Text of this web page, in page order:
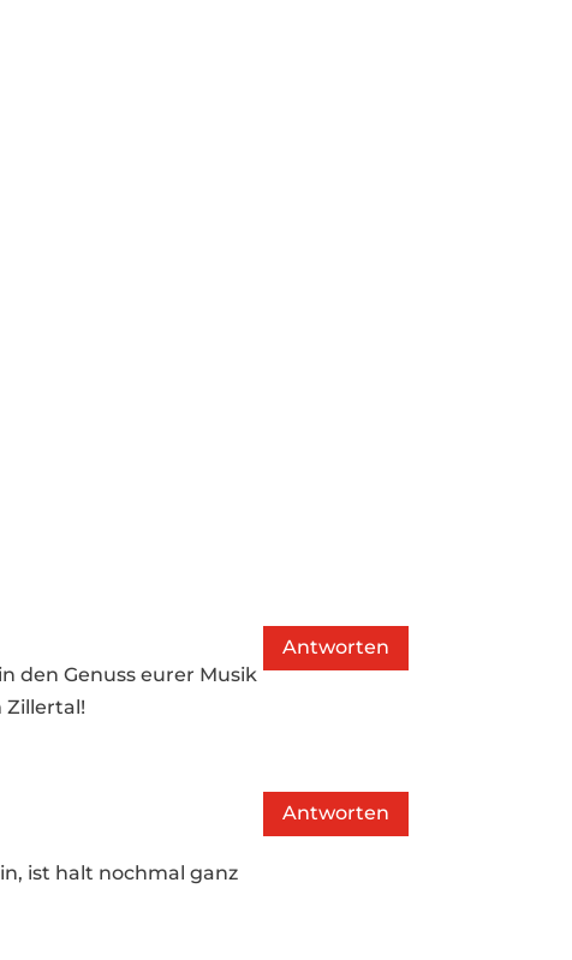
den Genuss eurer Musik
Zillertal!
Antworten
ist halt nochmal ganz
Antworten